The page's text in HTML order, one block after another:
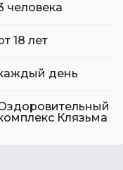
человека
18 лет
день
Клязьма